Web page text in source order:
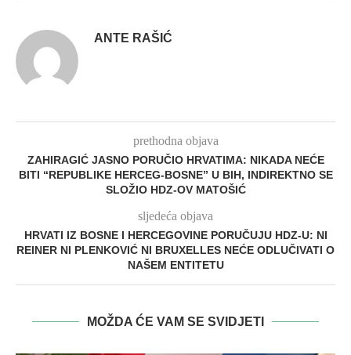
ANTE RAŠIĆ
prethodna objava
ZAHIRAGIĆ JASNO PORUČIO HRVATIMA: NIKADA NEĆE
BITI “REPUBLIKE HERCEG-BOSNE” U BIH, INDIREKTNO SE
SLOŽIO HDZ-OV MATOŠIĆ
sljedeća objava
HRVATI IZ BOSNE I HERCEGOVINE PORUČUJU HDZ-U: NI
REINER NI PLENKOVIĆ NI BRUXELLES NEĆE ODLUČIVATI O
NAŠEM ENTITETU
MOŽDA ĆE VAM SE SVIDJETI